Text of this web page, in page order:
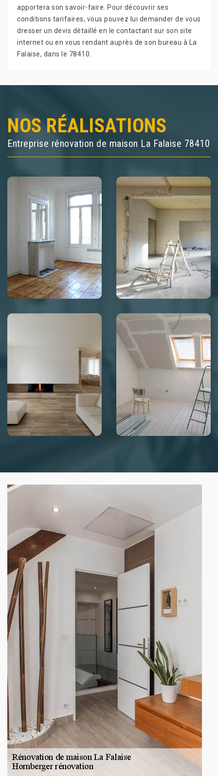
apportera son savoir-faire. Pour découvrir ses
conditions tarifaires, vous pouvez lui demander de vous
dresser un devis détaillé en le contactant sur son site
internet ou en vous rendant auprès de son bureau à La
Falaise, dans le 78410.
NOS RÉALISATIONS
Entreprise rénovation de maison La Falaise 78410